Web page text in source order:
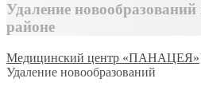
Удаление
районе
Медицинский центр «ПАНАЦЕЯ»
Удаление новообразований